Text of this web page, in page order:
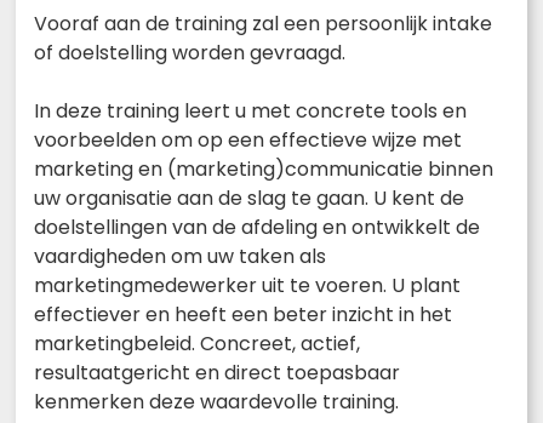
Vooraf aan de training zal een persoonlijk intake
of doelstelling worden gevraagd.
In deze training leert u met concrete tools en
voorbeelden om op een effectieve wijze met
marketing en (marketing)communicatie binnen
uw organisatie aan de slag te gaan. U kent de
doelstellingen van de afdeling en ontwikkelt de
vaardigheden om uw taken als
marketingmedewerker uit te voeren. U plant
effectiever en heeft een beter inzicht in het
marketingbeleid. Concreet, actief,
resultaatgericht en direct toepasbaar
kenmerken deze waardevolle training.